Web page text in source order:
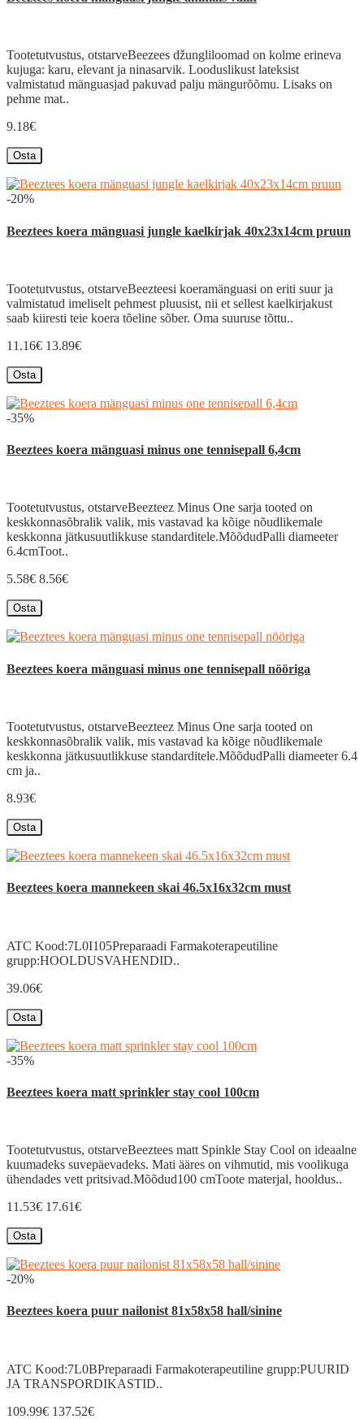
Tootetutvustus, otstarveBeezees džungliloomad on kolme erineva
kujuga: karu, elevant ja ninasarvik. Looduslikust lateksist
valmistatud mänguasjad pakuvad palju mängurõõmu. Lisaks on
pehme mat..
9.18€
Osta
-20%
Beeztees koera mänguasi jungle kaelkirjak 40x23x14cm pruun
Tootetutvustus, otstarveBeezteesi koeramänguasi on eriti suur ja
valmistatud imeliselt pehmest pluusist, nii et sellest kaelkirjakust
saab kiiresti teie koera tõeline sõber. Oma suuruse tõttu..
11.16€ 13.89€
Osta
-35%
Beeztees koera mänguasi minus one tennisepall 6,4cm
Tootetutvustus, otstarveBeezteez Minus One sarja tooted on
keskkonnasõbralik valik, mis vastavad ka kõige nõudlikemale
keskkonna jätkusuutlikkuse standarditele.MõõdudPalli diameeter
6.4cmToot..
5.58€ 8.56€
Osta
Beeztees koera mänguasi minus one tennisepall nööriga
Tootetutvustus, otstarveBeezteez Minus One sarja tooted on
keskkonnasõbralik valik, mis vastavad ka kõige nõudlikemale
keskkonna jätkusuutlikkuse standarditele.MõõdudPalli diameeter 6.4
cm ja..
8.93€
Osta
Beeztees koera mannekeen skai 46.5x16x32cm must
ATC Kood:7L0I105Preparaadi Farmakoterapeutiline
grupp:HOOLDUSVAHENDID..
39.06€
Osta
-35%
Beeztees koera matt sprinkler stay cool 100cm
Tootetutvustus, otstarveBeeztees matt Spinkle Stay Cool on ideaalne
kuumadeks suvepäevadeks. Mati ääres on vihmutid, mis voolikuga
ühendades vett pritsivad.Mõõdud100 cmToote materjal, hooldus..
11.53€ 17.61€
Osta
-20%
Beeztees koera puur nailonist 81x58x58 hall/sinine
ATC Kood:7L0BPreparaadi Farmakoterapeutiline grupp:PUURID
JA TRANSPORDIKASTID..
109.99€ 137.52€